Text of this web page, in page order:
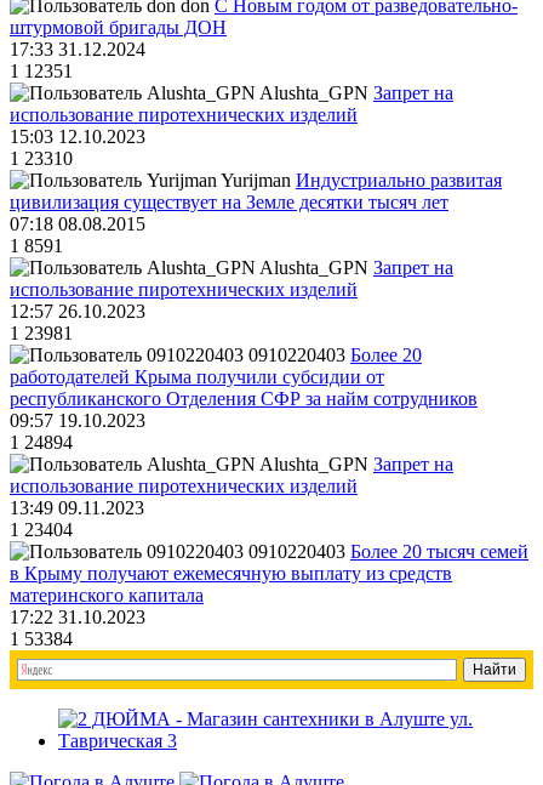
don С Новым годом от разведовательно-
штурмовой бригады ДОН
17:33 31.12.2024
1 12351
Alushta_GPN Запрет на
использование пиротехнических изделий
15:03 12.10.2023
1 23310
Yurijman Индустриально развитая
цивилизация существует на Земле десятки тысяч лет
07:18 08.08.2015
1 8591
Alushta_GPN Запрет на
использование пиротехнических изделий
12:57 26.10.2023
1 23981
0910220403 Более 20
работодателей Крыма получили субсидии от
республиканского Отделения СФР за найм сотрудников
09:57 19.10.2023
1 24894
Alushta_GPN Запрет на
использование пиротехнических изделий
13:49 09.11.2023
1 23404
0910220403 Более 20 тысяч семей
в Крыму получают ежемесячную выплату из средств
материнского капитала
17:22 31.10.2023
1 53384